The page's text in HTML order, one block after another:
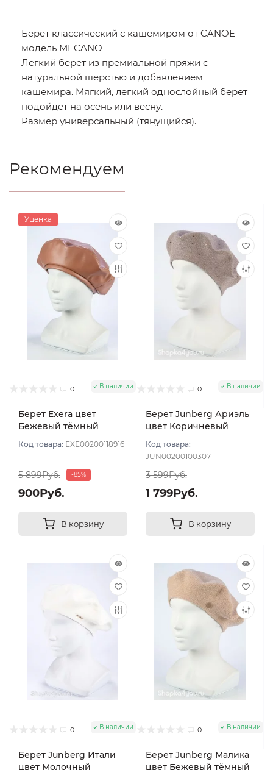
Берет классический с кашемиром от CANOE
модель MECANO
Легкий берет из премиальной пряжи с
натуральной шерстью и добавлением
кашемира. Мягкий, легкий однослойный берет
подойдет на осень или весну.
Размер универсальный (тянущийся).
Рекомендуем
Уценка
0 В наличии
Берет Exera цвет
Бежевый тёмный
Код товара: EXE00200118916
5 899Руб. -85%
900Руб.
В корзину
0 В наличии
Берет Junberg Ариэль
цвет Коричневый
Код товара:
JUN00200100307
3 599Руб.
1 799Руб.
В корзину
0 В наличии
Берет Junberg Итали
цвет Молочный
0 В наличии
Берет Junberg Малика
цвет Бежевый тёмный